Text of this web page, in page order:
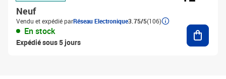
Neuf
Vendu et expédié parRéseau Electronique3.75/5(106)
En stock
Expédié sous 5 jours